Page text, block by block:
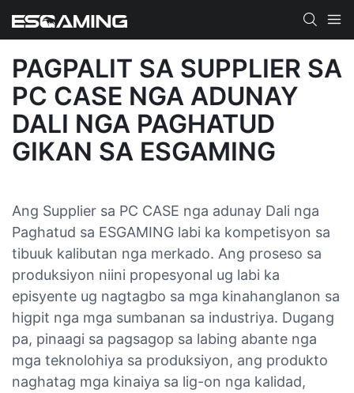
PAGPALIT SA SUPPLIER SA
PC CASE NGA ADUNAY
DALI NGA PAGHATUD
GIKAN SA ESGAMING
Ang Supplier sa PC CASE nga adunay Dali nga
Paghatud sa ESGAMING labi ka kompetisyon sa
tibuuk kalibutan nga merkado. Ang proseso sa
produksiyon niini propesyonal ug labi ka
episyente ug nagtagbo sa mga kinahanglanon sa
higpit nga mga sumbanan sa industriya. Dugang
pa, pinaagi sa pagsagop sa labing abante nga
mga teknolohiya sa produksiyon, ang produkto
naghatag mga kinaiya sa lig-on nga kalidad,